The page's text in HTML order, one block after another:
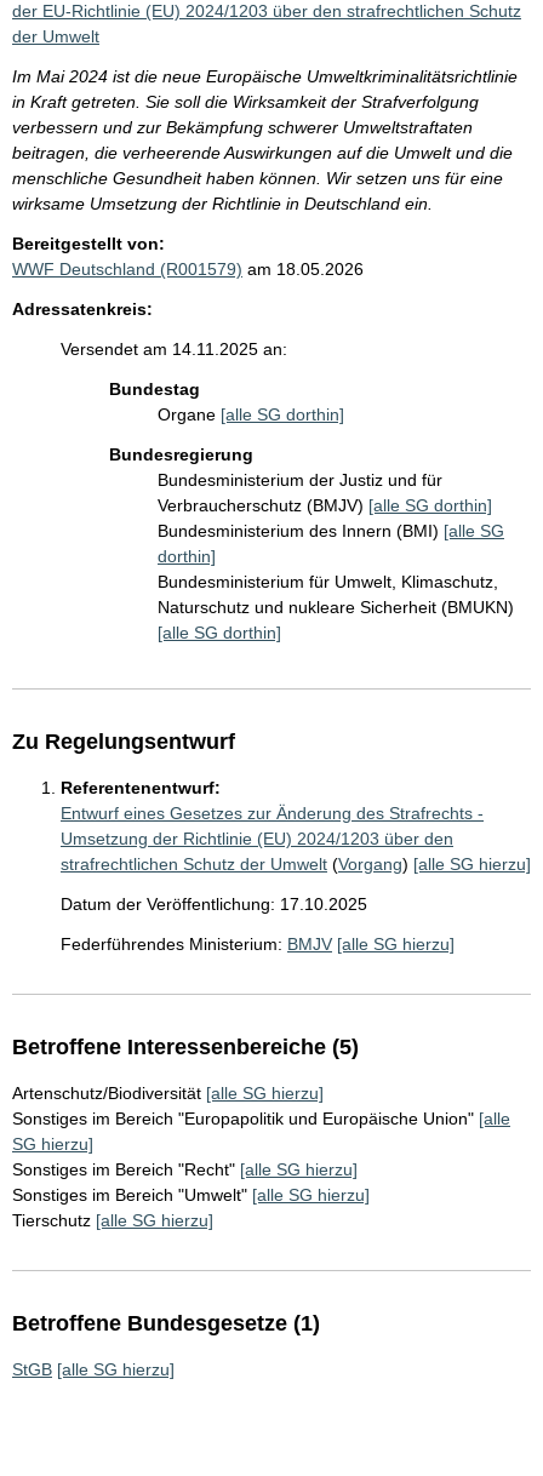
der EU-Richtlinie (EU) 2024/1203 über den strafrechtlichen Schutz
der Umwelt
Im Mai 2024 ist die neue Europäische Umweltkriminalitätsrichtlinie
in Kraft getreten. Sie soll die Wirksamkeit der Strafverfolgung
verbessern und zur Bekämpfung schwerer Umweltstraftaten
beitragen, die verheerende Auswirkungen auf die Umwelt und die
menschliche Gesundheit haben können. Wir setzen uns für eine
wirksame Umsetzung der Richtlinie in Deutschland ein.
Bereitgestellt von:
WWF Deutschland (R001579) am 18.05.2026
Adressatenkreis:
Versendet am 14.11.2025 an:
Bundestag
Organe [alle SG dorthin]
Bundesregierung
Bundesministerium der Justiz und für
Verbraucherschutz (BMJV) [alle SG dorthin]
Bundesministerium des Innern (BMI) [alle SG
dorthin]
Bundesministerium für Umwelt, Klimaschutz,
Naturschutz und nukleare Sicherheit (BMUKN)
[alle SG dorthin]
Zu Regelungsentwurf
Referentenentwurf:
Entwurf eines Gesetzes zur Änderung des Strafrechts -
Umsetzung der Richtlinie (EU) 2024/1203 über den
strafrechtlichen Schutz der Umwelt (Vorgang) [alle SG hierzu]
Datum der Veröffentlichung: 17.10.2025
Federführendes Ministerium: BMJV [alle SG hierzu]
Betroffene Interessenbereiche (5)
Artenschutz/Biodiversität [alle SG hierzu]
Sonstiges im Bereich "Europapolitik und Europäische Union" [alle
SG hierzu]
Sonstiges im Bereich "Recht" [alle SG hierzu]
Sonstiges im Bereich "Umwelt" [alle SG hierzu]
Tierschutz [alle SG hierzu]
Betroffene Bundesgesetze (1)
StGB [alle SG hierzu]